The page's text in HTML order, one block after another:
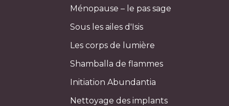
Ménopause – le pas sage
Sous les ailes d'Isis
Les corps de lumière
Shamballa de flammes
Initiation Abundantia
Nettoyage des implants